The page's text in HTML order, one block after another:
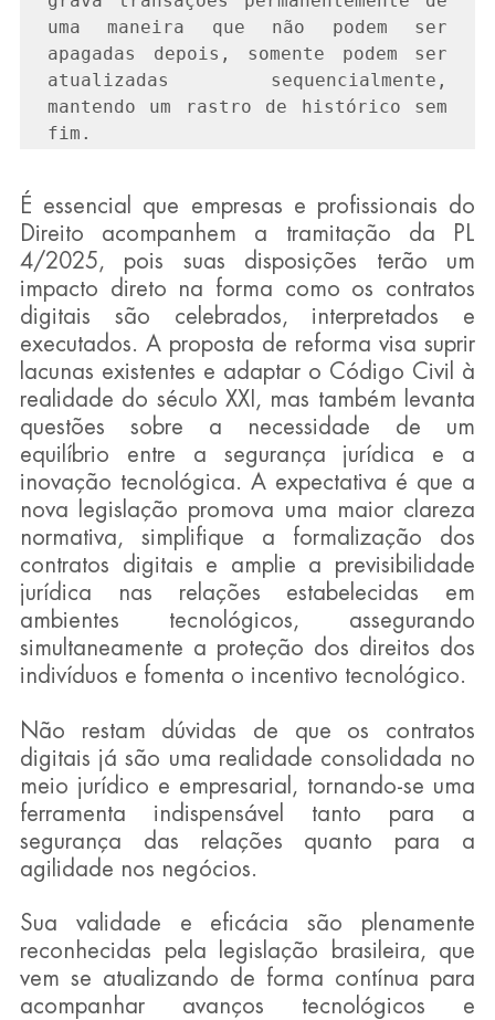
uma maneira que não podem ser
apagadas depois, somente podem ser
atualizadas sequencialmente,
mantendo um rastro de histórico sem
fim.
É essencial que empresas e profissionais do
Direito acompanhem a tramitação da PL
4/2025, pois suas disposições terão um
impacto direto na forma como os contratos
digitais são celebrados, interpretados e
executados. A proposta de reforma visa suprir
lacunas existentes e adaptar o Código Civil à
realidade do século XXI, mas também levanta
questões sobre a necessidade de um
equilíbrio entre a segurança jurídica e a
inovação tecnológica. A expectativa é que a
nova legislação promova uma maior clareza
normativa, simplifique a formalização dos
contratos digitais e amplie a previsibilidade
jurídica nas relações estabelecidas em
ambientes tecnológicos, assegurando
simultaneamente a proteção dos direitos dos
indivíduos e fomenta o incentivo tecnológico.
Não restam dúvidas de que os contratos
digitais já são uma realidade consolidada no
meio jurídico e empresarial, tornando-se uma
ferramenta indispensável tanto para a
segurança das relações quanto para a
agilidade nos negócios.
Sua validade e eficácia são plenamente
reconhecidas pela legislação brasileira, que
vem se atualizando de forma contínua para
acompanhar avanços tecnológicos e